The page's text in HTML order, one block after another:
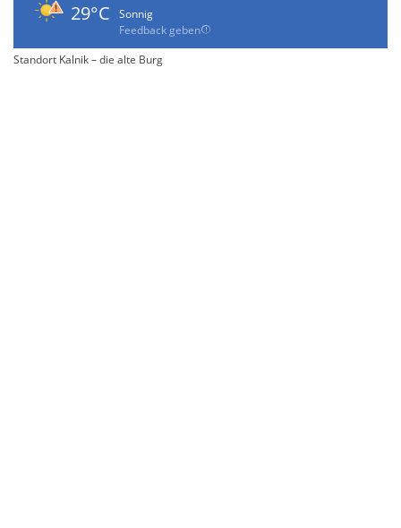
29°C
Sonnig
Feedback geben
Standort Kalnik – die alte Burg